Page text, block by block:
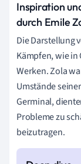
Inspiration
durch Emile
Die Darstellung
Kämpfen, wie in
Werken. Zola
Umstände
Germinal,
Probleme zu
beizutragen.